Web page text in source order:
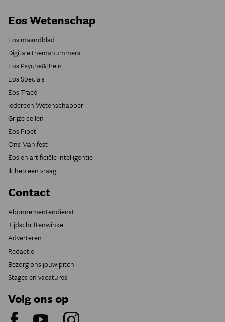
Eos Wetenschap
Eos maandblad
Digitale themanummers
Eos Psyche&Brein
Eos Specials
Eos Tracé
Iedereen Wetenschapper
Grijze cellen
Eos Pipet
Ons Manifest
Eos en artificiële intelligentie
Ik heb een vraag
Contact
Abonnementendienst
Tijdschriftenwinkel
Adverteren
Redactie
Bezorg ons jouw pitch
Stages en vacatures
Volg ons op